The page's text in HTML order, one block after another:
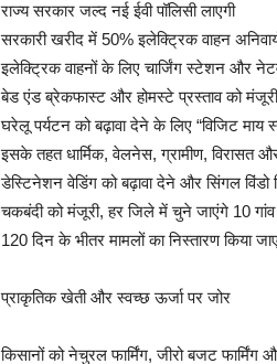
राज्य सरकार जल्द नई ईवी पॉलिसी लाएगी
सरकारी खरीद में 50% इलेक्ट्रिक वाहन
इलेक्ट्रिक वाहनों के लिए चार्जिंग स्टेशन और
बेड एंड ब्रेकफास्ट और होमस्टे प्रस्ताव को मंजूरी
घरेलू पर्यटन को बढ़ावा देने के लिए “विजिट माय
इसके तहत धार्मिक, वेलनेस, ग्रामीण, विरासत
डेस्टिनेशन वेडिंग को बढ़ावा देने और सिंगल
चकबंदी को मंजूरी, हर जिले में चुने जाएंगे 10 गांव
120 दिन के भीतर मामलों का निस्तारण किया
प्राकृतिक खेती और स्वच्छ ऊर्जा पर जोर
किसानों को नेचुरल फार्मिंग, जीरो बजट फार्मिंग